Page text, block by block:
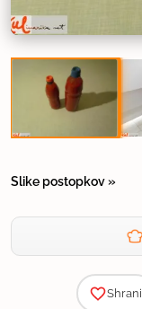
Slike postopkov »
Shrani